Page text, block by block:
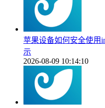
苹果设备如何安全使用
示
2026-08-09 10:14:10